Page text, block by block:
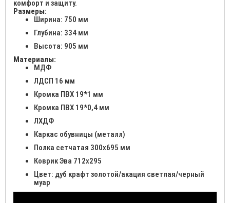
комфорт и защиту.
Размеры:
Ширина: 750 мм
Глубина: 334 мм
Высота: 905 мм
Материалы:
МДФ
ЛДСП 16 мм
Кромка ПВХ 19*1 мм
Кромка ПВХ 19*0,4 мм
ЛХДФ
Каркас обувницы (металл)
Полка сетчатая 300х695 мм
Коврик Эва 712х295
Цвет: дуб крафт золотой/акация светлая/черный
муар